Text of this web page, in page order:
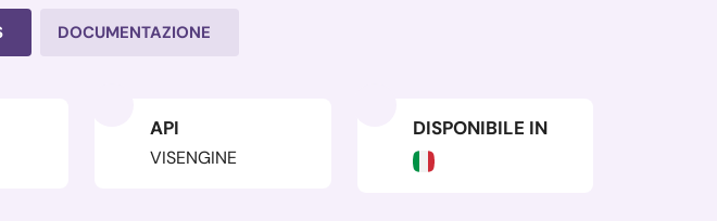
DOCUMENTAZIONE
API
VISENGINE
DISPONIBILE IN